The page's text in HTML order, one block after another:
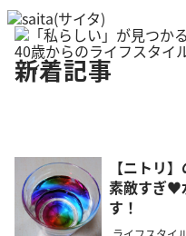
新着記事
【ニトリ
素敵すぎ♥
す！